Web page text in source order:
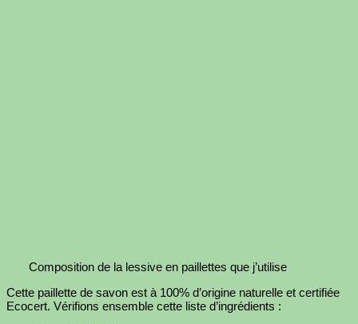
Composition de la lessive en paillettes que j’utilise
Cette paillette de savon est à 100% d’origine naturelle et certifiée
Ecocert. Vérifions ensemble cette liste d’ingrédients :